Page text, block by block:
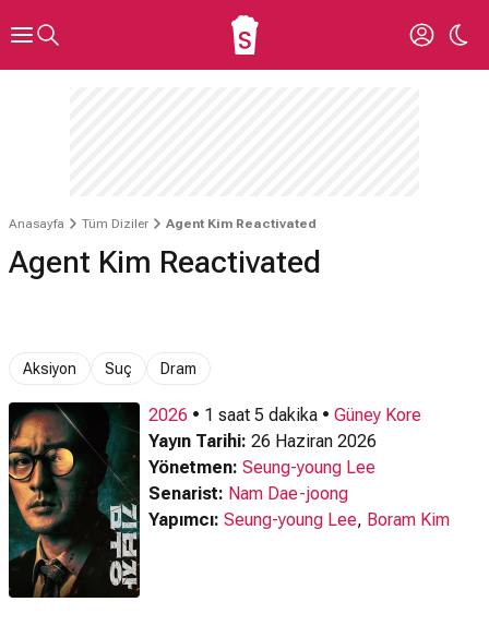
Anasayfa Tüm Diziler Agent Kim Reactivated
Agent Kim Reactivated
Aksiyon Suç Dram
2026 • 1 saat 5 dakika • Güney Kore
Yayın Tarihi: 26 Haziran 2026
Yönetmen: Seung-young Lee
Senarist: Nam Dae-joong
Yapımcı: Seung-young Lee, Boram Kim